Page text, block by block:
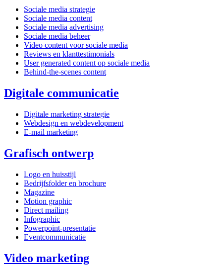
Sociale media strategie
Sociale media content
Sociale media advertising
Sociale media beheer
Video content voor sociale media
Reviews en klanttestimonials
User generated content op sociale media
Behind-the-scenes content
Digitale communicatie
Digitale marketing strategie
Webdesign en webdevelopment
E-mail marketing
Grafisch ontwerp
Logo en huisstijl
Bedrijfsfolder en brochure
Magazine
Motion graphic
Direct mailing
Infographic
Powerpoint-presentatie
Eventcommunicatie
Video marketing